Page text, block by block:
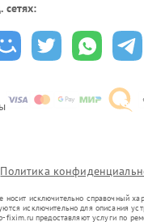
сетях:
Политика
носит исключительно справочный
исключительно для описания
fixim.ru предоставляют услуги по